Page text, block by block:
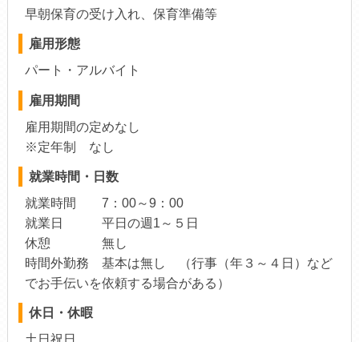
早朝保育の受け入れ、保育準備等
雇用形態
パート・アルバイト
雇用期間
雇用期間の定めなし
※定年制 なし
就業時間・日数
就業時間 7：00～9：00
就業日 平日の週1～５日
休憩 無し
時間外勤務 基本は無し （行事（年３～４日）など
でお手伝いを依頼する場合がある）
休日・休暇
土日祝日